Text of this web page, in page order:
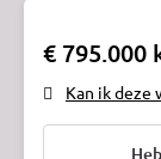
€ 795.000
Kan ik deze